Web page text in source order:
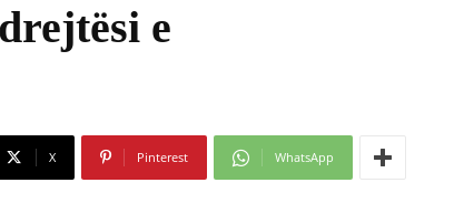
e
X Pinterest WhatsApp